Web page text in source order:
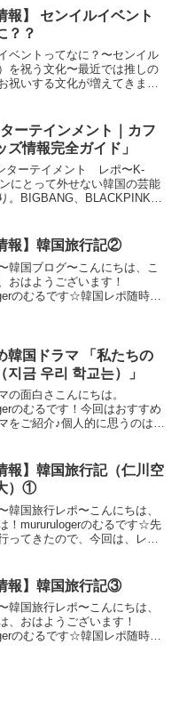
ベントってなに？〜センイル
を祝う文化〜最近では推しの
祝いする文化が増えてきまし
やゲームのキャラクターをお
、好きなアーティストや俳優
いしたりと！オタ活の一部で
アーティストを...
ーテインメント｜カフ
ターテイメント レポ〜K-
にとって外せない韓国の芸能
。BIGBANG、BLACKPINK、
、BABYMONSTERなどが所
エンターテインメント」は、
特に注目されるスポッ...
報】韓国旅行記②
のむるです☆韓国レポ随時更
ページに掲載しておりますの
ばご覧ください♩こちらのペ
まだまだ明洞の巡った場所が
ポして...
の面白さこんにちは。
のむるです！今回はおすすめ
をご紹介♪個人的に思うのは、
は1話から面白い！というより
るごとに面白いという印象で
面白いものももちろんあると
、...
報】韓国旅行記（仁川空
韓国旅行レポ〜こんにちは、
は！mururulogerのむるです☆先
ってきたので、今回は、レポ
ます！1つにまとめるには多す
何個かに記事を分けさせて頂
た、行った場所の情報まとめ
...
報】韓国旅行記③
のむるです☆韓国レポ随時更
ジの"関連ページ"に掲載してお
、そちらからご確認くださ
、有名な市場、クァンジャン